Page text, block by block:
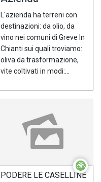
L'azienda ha terreni con
destinazioni: da olio, da
vino nei comuni di Greve In
Chianti sui quali troviamo:
oliva da trasformazione,
vite coltivati in modi:...
PODERE LE CASELLINE